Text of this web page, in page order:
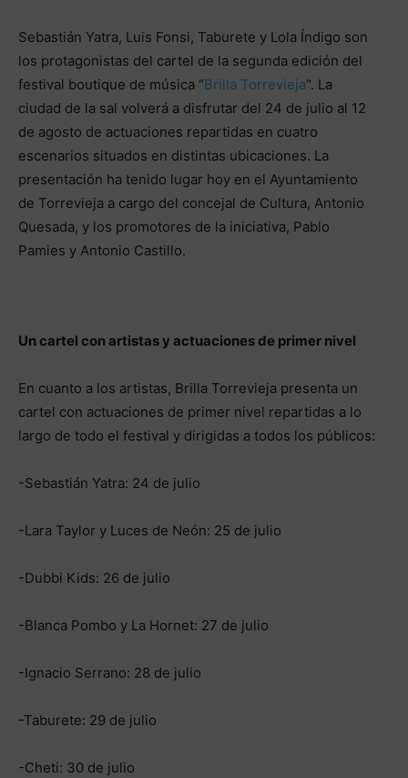
Sebastián Yatra, Luis Fonsi, Taburete y Lola Índigo son
los protagonistas del cartel de la segunda edición del
festival boutique de música “Brilla Torrevieja”. La
ciudad de la sal volverá a disfrutar del 24 de julio al 12
de agosto de actuaciones repartidas en cuatro
escenarios situados en distintas ubicaciones. La
presentación ha tenido lugar hoy en el Ayuntamiento
de Torrevieja a cargo del concejal de Cultura, Antonio
Quesada, y los promotores de la iniciativa, Pablo
Pamies y Antonio Castillo.
Un cartel con artistas y actuaciones de primer nivel
En cuanto a los artistas, Brilla Torrevieja presenta un
cartel con actuaciones de primer nivel repartidas a lo
largo de todo el festival y dirigidas a todos los públicos:
-Sebastián Yatra: 24 de julio
-Lara Taylor y Luces de Neón: 25 de julio
-Dubbi Kids: 26 de julio
-Blanca Pombo y La Hornet: 27 de julio
-Ignacio Serrano: 28 de julio
-Taburete: 29 de julio
-Cheti: 30 de julio